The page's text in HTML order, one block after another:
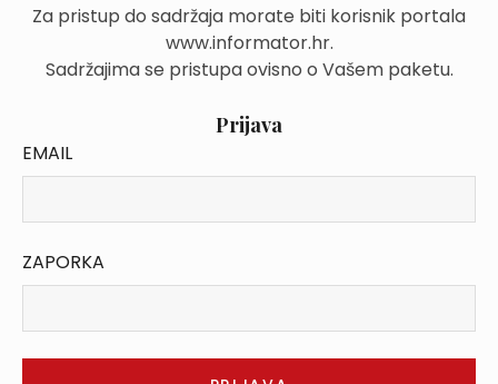
Za pristup do sadržaja morate biti korisnik portala
www.informator.hr.
Sadržajima se pristupa ovisno o Vašem paketu.
Prijava
EMAIL
ZAPORKA